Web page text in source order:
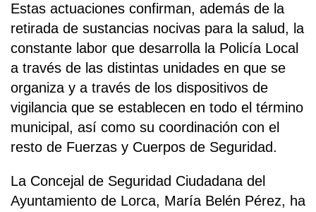
Estas actuaciones confirman, además de la
retirada de sustancias nocivas para la salud, la
constante labor que desarrolla la Policía Local
a través de las distintas unidades en que se
organiza y a través de los dispositivos de
vigilancia que se establecen en todo el término
municipal, así como su coordinación con el
resto de Fuerzas y Cuerpos de Seguridad.
La Concejal de Seguridad Ciudadana del
Ayuntamiento de Lorca, María Belén Pérez, ha